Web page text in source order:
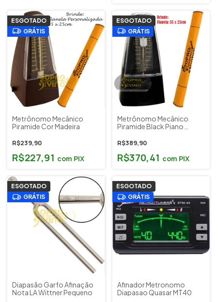
ESGOTADO
GRÁTIS
Metrônomo Mecânico
Piramide Cor Madeira
R$239,90
R$227,91 com PIX
ESGOTADO
GRÁTIS
Metrônomo Mecânico
Piramide Black Piano
R$389,90
R$370,41 com PIX
ESGOTADO
GRÁTIS
Diapasão Garfo Afinação
Nota LA Wittner Pequeno
ESGOTADO
GRÁTIS
Afinador Metronomo
Diapasao Quasar MT40